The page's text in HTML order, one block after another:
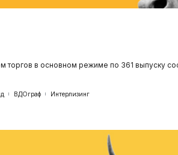
в основном режиме по 361 выпуску
ВДОграф Интерлизинг